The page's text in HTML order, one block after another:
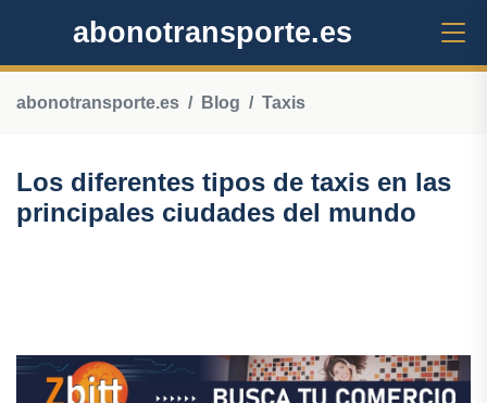
abonotransporte.es
abonotransporte.es Blog Taxis
Los diferentes tipos de taxis en las
principales ciudades del mundo